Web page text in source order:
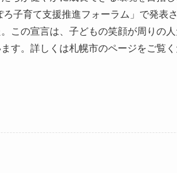
子育て支援推進フォーラム」で発表
この宣言は、子どもの笑顔が周りの
す。詳しくは札幌市のページをご覧く